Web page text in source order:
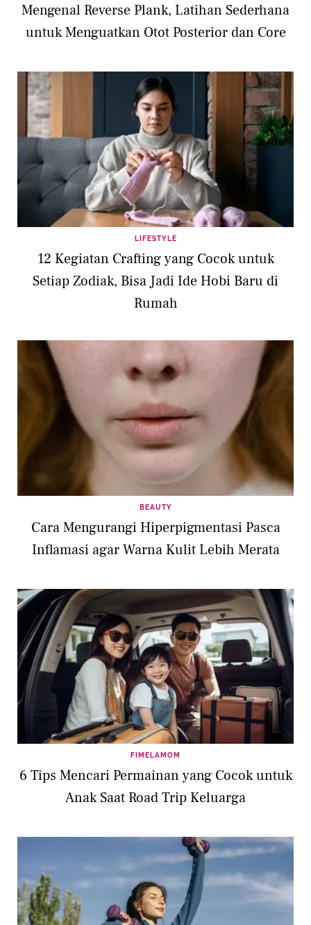
Mengenal Reverse Plank, Latihan Sederhana
untuk Menguatkan Otot Posterior dan Core
LIFESTYLE
12 Kegiatan Crafting yang Cocok untuk
Setiap Zodiak, Bisa Jadi Ide Hobi Baru di
Rumah
BEAUTY
Cara Mengurangi Hiperpigmentasi Pasca
Inflamasi agar Warna Kulit Lebih Merata
FIMELAMOM
6 Tips Mencari Permainan yang Cocok untuk
Anak Saat Road Trip Keluarga